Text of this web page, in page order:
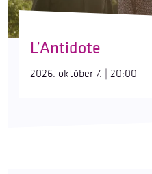
L’Antidote
2026. október 7. | 20:00